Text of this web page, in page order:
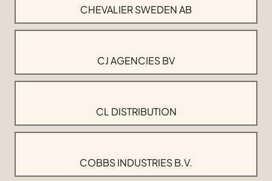
CHEVALIER SWEDEN AB
CJ AGENCIES BV
CL DISTRIBUTION
COBBS INDUSTRIES B.V.